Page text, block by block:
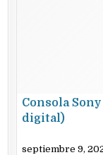
Consola
digital)
septiembre 9,